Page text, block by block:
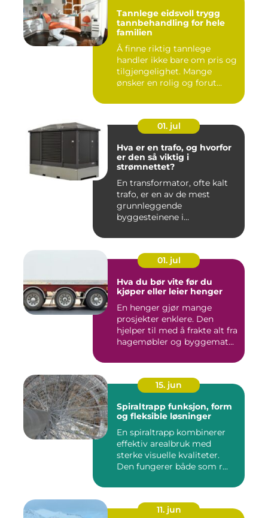
Tannlege eidsvoll trygg
tannbehandling for hele
familien
Å finne riktig tannlege
handler ikke bare om pris og
tilgjengelighet. Mange
ønsker en rolig og forut...
01. jul
Hva er en trafo, og hvorfor
er den så viktig i
strømnettet?
En transformator, ofte kalt
trafo, er en av de mest
grunnleggende
byggesteinene i
01. jul
Hva du bør vite før du
kjøper eller leier henger
En henger gjør mange
prosjekter enklere. Den
hjelper til med å frakte alt fra
hagemøbler og byggemat...
15. jun
Spiraltrapp funksjon, form
og fleksible løsninger
En spiraltrapp kombinerer
effektiv arealbruk med
sterke visuelle kvaliteter.
Den fungerer både som r...
11. jun